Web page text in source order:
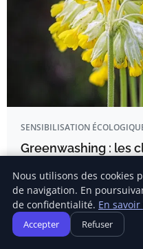
SENSIBILISATION
Greenwashing : les
EN BREF Qu’est-ce que
marketing trompeuse
Nous utilisons des cookies
de navigation. En
de confidentialité. En
Accepter Refuser